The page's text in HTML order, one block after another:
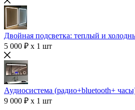
Двойная подсветка: теплый и
5 000 ₽ x 1 шт
Аудиосистема (радио+bluetooth+
9 000 ₽ x 1 шт